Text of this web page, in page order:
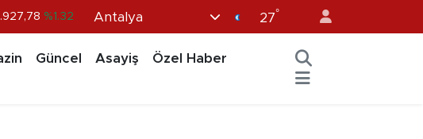
%1.32 Antalya 27°
Güncel Asayiş
Özel Haber